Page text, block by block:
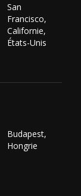
San
Francisco,
Californie,
États-Unis
Budapest,
Hongrie